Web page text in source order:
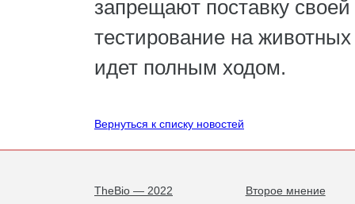
запрещают поставку
тестирование на
идет полным ходом.
Вернуться к списку новостей
TheBio — 2022 Второе мнение